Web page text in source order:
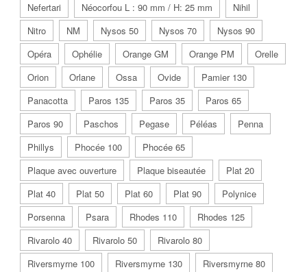
Nefertari
Néocorfou L : 90 mm / H: 25 mm
Nihil
Nitro
NM Nysos 50 Nysos 70
Nysos 90
Opéra
Ophélie Orange GM Orange PM
Orelle
Orion
Orlane Ossa Ovide
Pamier 130
Panacotta
Paros 135 Paros 35
Paros 65
Paros 90
Paschos Pegase Péléas
Penna
Phillys
Phocée 100
Phocée 65
Plaque avec ouverture
Plaque biseautée
Plat 20
Plat 40
Plat 50 Plat 60 Plat 90
Polynice
Porsenna
Psara Rhodes 110
Rhodes 125
Rivarolo 40
Rivarolo 50
Rivarolo 80
Riversmyrne 100
Riversmyrne 130
Riversmyrne 80